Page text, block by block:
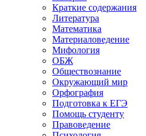
Краткие содержания
Литература
Математика
Материаловедение
Мифология
ОБЖ
Обществознание
Окружающий мир
Орфография
Подготовка к ЕГЭ
Помощь студенту
Правоведение